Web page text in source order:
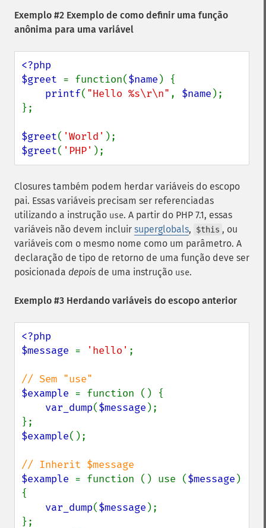
Exemplo #2 Exemplo de como definir uma função
anônima para uma variável
<?php
$greet = function($name ) {
printf( "Hello %s\r\n" , $name );
};
$greet( 'World'
$greet( 'PHP' );
Closures também podem herdar variáveis do escopo
pai. Essas variáveis precisam ser referenciadas
utilizando a instrução use. A partir do PHP 7.1, essas
variáveis não devem incluir superglobals, $this , ou
variáveis com o mesmo nome como um parâmetro. A
declaração de tipo de retorno de uma função deve ser
posicionada depois de uma instrução use.
Exemplo #3 Herdando variáveis do escopo anterior
<?php
$message = 'hello' ;
$example = function () {
var_dump($message );
$example();
$example = function () use ($message )
{
var_dump($message );